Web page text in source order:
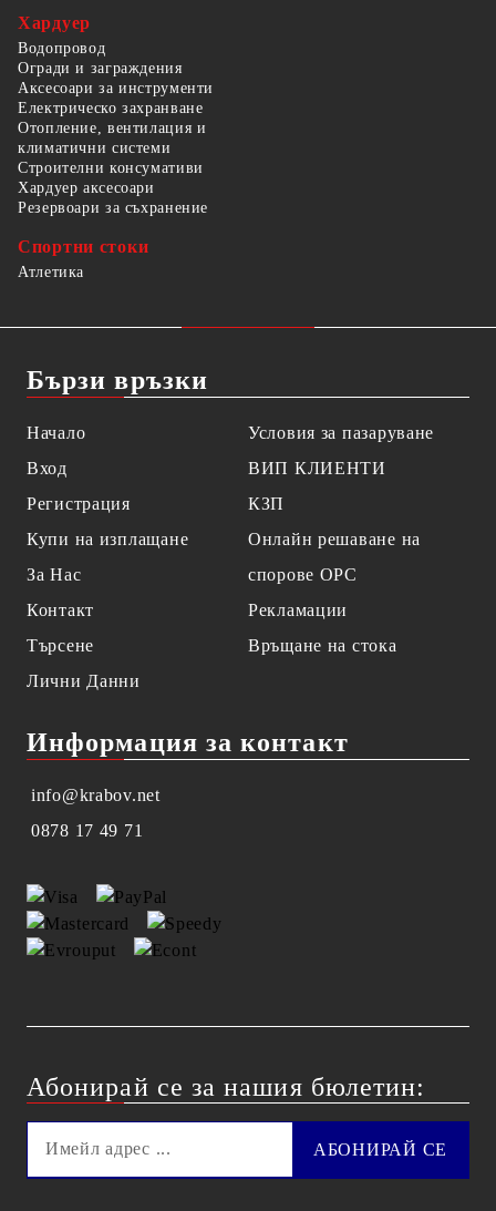
Хардуер
Водопровод
Огради и заграждения
Аксесоари за инструменти
Електрическо захранване
Отопление, вентилация и
климатични системи
Строителни консумативи
Хардуер аксесоари
Резервоари за съхранение
Спортни стоки
Атлетика
Бързи връзки
Начало
Вход
Регистрация
Купи на изплащане
За Нас
Контакт
Търсене
Лични Данни
Условия за пазаруване
ВИП КЛИЕНТИ
КЗП
Онлайн решаване на
спорове OPC
Рекламации
Връщане на стока
Информация за контакт
info@krabov.net
0878 17 49 71
Абонирай се за нашия бюлетин: